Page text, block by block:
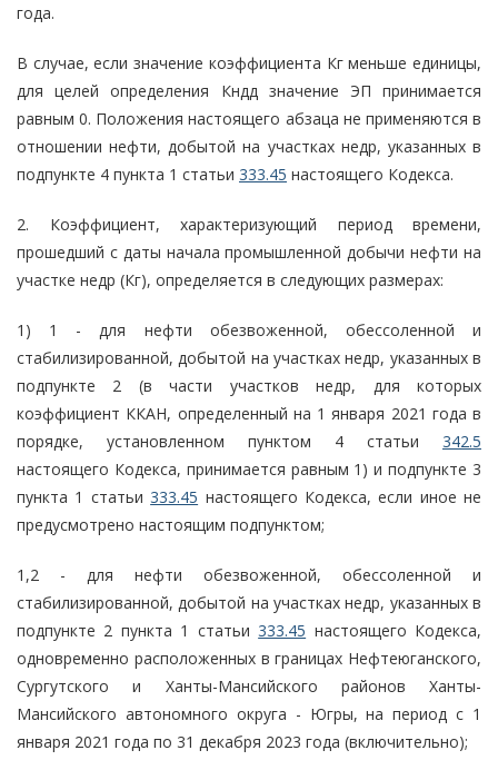
года.
В случае, если значение коэффициента Кг меньше единицы,
для целей определения Кндд значение ЭП принимается
равным 0. Положения настоящего абзаца не применяются в
отношении нефти, добытой на участках недр, указанных в
подпункте 4 пункта 1 статьи 333.45 настоящего Кодекса.
2. Коэффициент, характеризующий период времени,
прошедший с даты начала промышленной добычи нефти на
участке недр (Кг), определяется в следующих размерах:
1) 1 - для нефти обезвоженной, обессоленной и
стабилизированной, добытой на участках недр, указанных в
подпункте 2 (в части участков недр, для которых
коэффициент ККАН, определенный на 1 января 2021 года в
порядке, установленном пунктом 4 статьи 342.5
настоящего Кодекса, принимается равным 1) и подпункте 3
пункта 1 статьи333.45 настоящего Кодекса, если иное не
предусмотрено настоящим подпунктом;
1,2 - для нефти обезвоженной, обессоленной и
стабилизированной, добытой на участках недр, указанных в
подпункте 2 пункта 1 статьи333.45 настоящего Кодекса,
одновременно расположенных в границах Нефтеюганского,
Сургутского и Ханты-Мансийского районов Ханты-
Мансийского автономного округа - Югры, на период с 1
января 2021 года по 31 декабря 2023 года (включительно);